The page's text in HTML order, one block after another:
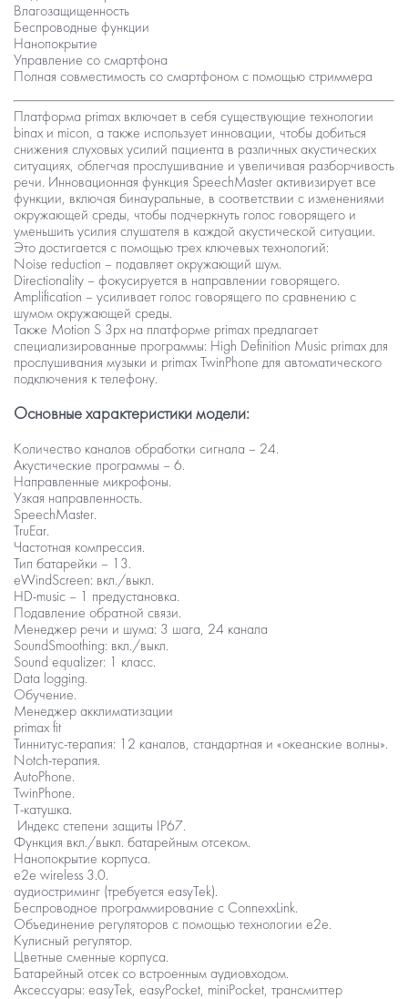
Влагозащищенность
Беспроводные функции
Нанопокрытие
Управление со смартфона
Полная совместимость со смартфоном с помощью стриммера
Платформа primax включает в себя существующие технологии
binax и micon, а также использует инновации, чтобы добиться
снижения слуховых усилий пациента в различных акустических
ситуациях, облегчая прослушивание и увеличивая разборчивость
речи. Инновационная функция SpeechMaster активизирует все
функции, включая бинауральные, в соответствии с изменениями
окружающей среды, чтобы подчеркнуть голос говорящего и
уменьшить усилия слушателя в каждой акустической ситуации.
Это достигается с помощью трех ключевых технологий:
Noise reduction – подавляет окружающий шум.
Directionality – фокусируется в направлении говорящего.
Amplification – усиливает голос говорящего по сравнению с
шумом окружающей среды.
Также Motion S 3px на платформе primax предлагает
специализированные программы: High Definition Music рrimax для
прослушивания музыки и primax TwinPhone для автоматического
подключения к телефону.
Основные характеристики модели:
Количество каналов обработки сигнала – 24.
Акустические программы – 6.
Направленные микрофоны.
Узкая направленность.
SpeechMaster.
TruEar.
Частотная компрессия.
Тип батарейки – 13.
eWindScreen: вкл./выкл.
HD-music – 1 предустановка.
Подавление обратной связи.
Менеджер речи и шума: 3 шага, 24 канала
SoundSmoothing: вкл./выкл.
Sound equalizer: 1 класс.
Data logging.
Обучение.
Менеджер акклиматизации
primax fit
Тиннитус-терапия: 12 каналов, стандартная и «океанские волны».
Notch-терапия.
AutoPhone.
TwinPhone.
Т-катушка.
Индекс степени защиты IP67.
Функция вкл./выкл. батарейным отсеком.
Нанопокрытие корпуса.
e2e wireless 3.0.
аудиостриминг (требуется easyTek).
Беспроводное программирование с ConnexxLink.
Объединение регуляторов с помощью технологии e2e.
Кулисный регулятор.
Цветные сменные корпуса.
Батарейный отсек со встроенным аудиовходом.
Аксессуары: easyTek, easyPocket, miniPocket, трансмиттер